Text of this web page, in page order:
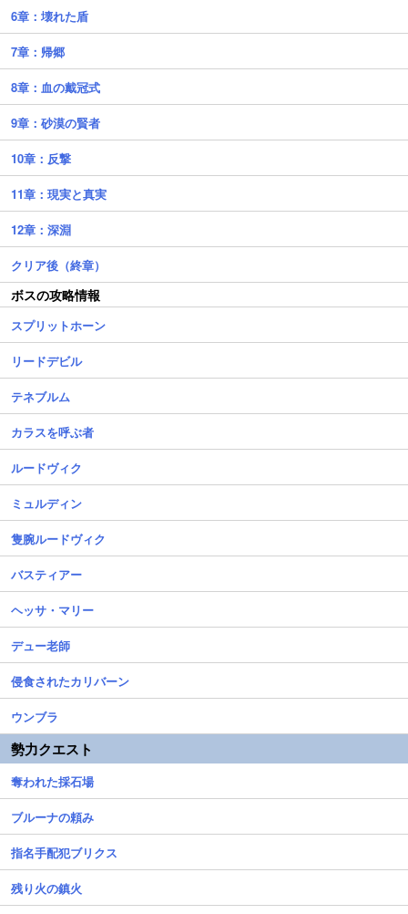
6章：壊れた盾
7章：帰郷
8章：血の戴冠式
9章：砂漠の賢者
10章：反撃
11章：現実と真実
12章：深淵
クリア後（終章）
ボスの攻略情報
スプリットホーン
リードデビル
テネブルム
カラスを呼ぶ者
ルードヴィク
ミュルディン
隻腕ルードヴィク
バスティアー
ヘッサ・マリー
デュー老師
侵食されたカリバーン
ウンブラ
勢力クエスト
奪われた採石場
ブルーナの頼み
指名手配犯ブリクス
残り火の鎮火